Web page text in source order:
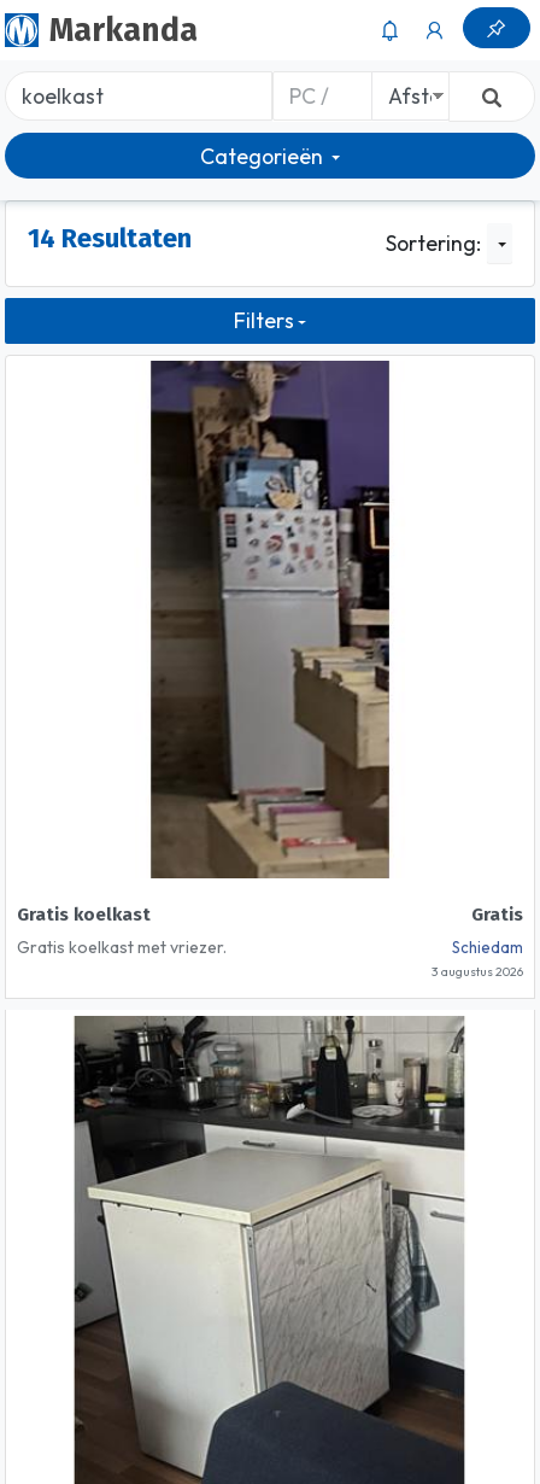
Markanda
Categorieën
14 Resultaten Sortering:
Filters
Gratis
Gratis koelkast
Schiedam
3 augustus 2026
Gratis koelkast met vriezer.